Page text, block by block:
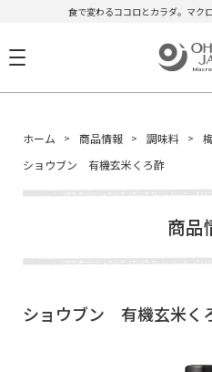
食で変わるココロとカラダ。マク
ホーム 商品情報 調味料
ショウブン 有機玄米くろ酢
商品
ショウブン 有機玄米く